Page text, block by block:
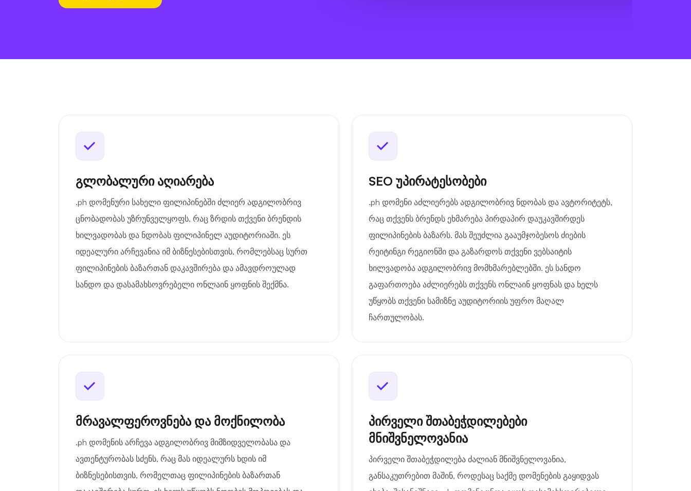
გლობალური აღიარება
.ph დომენური სახელი ფილიპინებში ძლიერ ადგილობრივ
ცნობადობას უზრუნველყოფს, რაც ზრდის თქვენი ბრენდის
ხილვადობას და ნდობას ფილიპინელ აუდიტორიაში. ეს
იდეალური არჩევანია იმ ბიზნესებისთვის, რომლებსაც სურთ
ფილიპინების ბაზართან დაკავშირება და ამავდროულად
სანდო და დასამახსოვრებელი ონლაინ ყოფნის შექმნა.
SEO უპირატესობები
.ph დომენი აძლიერებს ადგილობრივ ნდობას და ავტორიტეტს,
რაც თქვენს ბრენდს ეხმარება პირდაპირ დაუკავშირდეს
ფილიპინების ბაზარს. მას შეუძლია გააუმჯობესოს ძიების
რეიტინგი რეგიონში და გაზარდოს თქვენი ვებსაიტის
ხილვადობა ადგილობრივ მომხმარებლებში. ეს სანდო
გაფართოება აძლიერებს თქვენს ონლაინ ყოფნას და ხელს
უწყობს თქვენი სამიზნე აუდიტორიის უფრო მაღალ
ჩართულობას.
მრავალფეროვნება და მოქნილობა
.ph დომენის არჩევა ადგილობრივ მიმზიდველობასა და
ავთენტურობას სძენს, რაც მას იდეალურს ხდის იმ
ბიზნესებისთვის, რომელთაც ფილიპინების ბაზართან
პირველი შთაბეჭდილებები
მნიშვნელოვანია
პირველი შთაბეჭდილება ძალიან მნიშვნელოვანია,
განსაკუთრებით მაშინ, როდესაც საქმე დომენების გაყიდვას